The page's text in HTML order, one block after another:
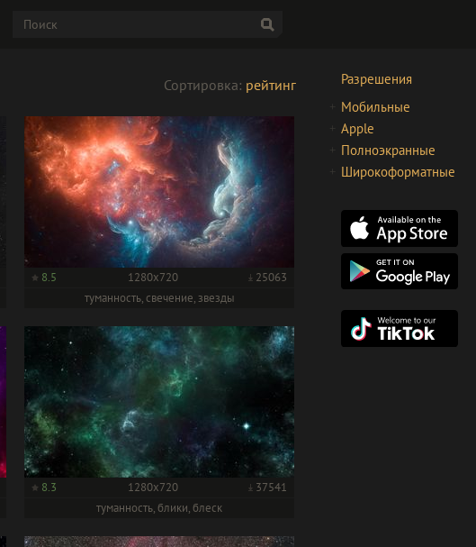
Сортировка: рейтинг
8.5 1280x720
25063
туманность, свечение, звезды
8.3 1280x720
37541
туманность, блики, блеск
Разрешения
Мобильные
Apple
Полноэкранные
Широкоформатные